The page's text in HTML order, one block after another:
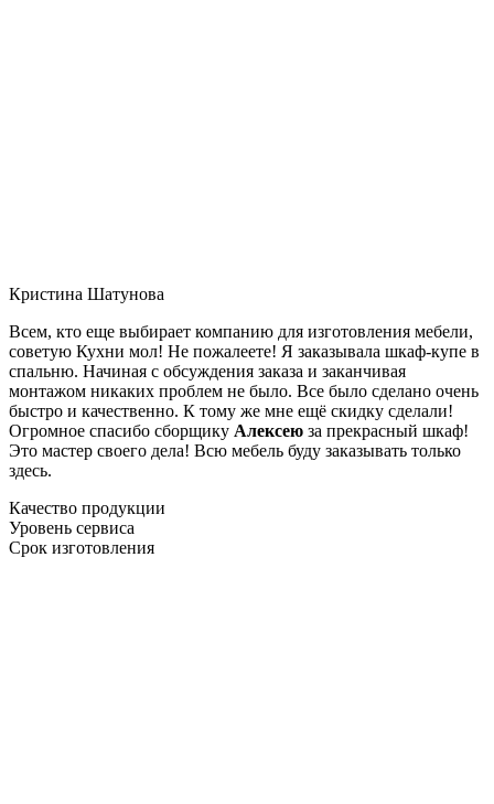
Кристина Шатунова
Всем, кто еще выбирает компанию для изготовления мебели,
советую Кухни мол! Не пожалеете! Я заказывала шкаф-купе в
спальню. Начиная с обсуждения заказа и заканчивая
монтажом никаких проблем не было. Все было сделано очень
быстро и качественно. К тому же мне ещё скидку сделали!
Огромное спасибо сборщику Алексею за прекрасный шкаф!
Это мастер своего дела! Всю мебель буду заказывать только
здесь.
Качество продукции
Уровень сервиса
Срок изготовления